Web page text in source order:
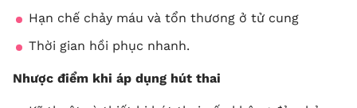
Hạn chế chảy máu và tổn thương ở tử cung
Thời gian hồi phục nhanh.
Nhược điểm khi áp dụng hút thai